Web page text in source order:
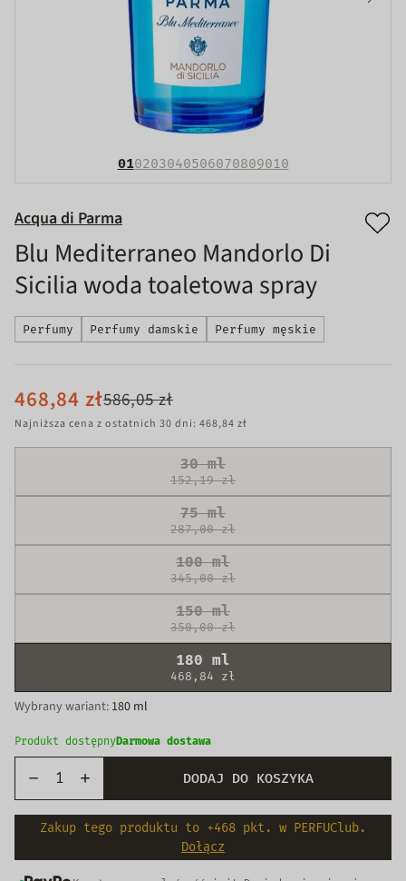
010203040506070809010
Acqua di Parma
Blu Mediterraneo Mandorlo Di
Sicilia woda toaletowa spray
Perfumy Perfumy damskie Perfumy męskie
468,84 zł586,05 zł
Najniższa cena z ostatnich 30 dni: 468,84 zł
30 ml
152,19 zł
Wariant
wyprzedany
lub
niedostępny
75 ml
287,00 zł
Wariant
wyprzedany
lub
niedostępny
100 ml
345,00 zł
Wariant
wyprzedany
lub
niedostępny
150 ml
350,00 zł
Wariant
wyprzedany
lub
niedostępny
180 ml
468,84 zł
Wybrany wariant: 180 ml
Produkt dostępnyDarmowa dostawa
DODAJ DO KOSZYKA
Zakup tego produktu to +468 pkt. w PERFUClub.
Dołącz